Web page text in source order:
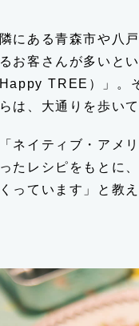
隣にある青森市や八
るお客さんが多いと
Happy TREE）」。
らは、大通りを歩い
「ネイティブ・アメ
ったレシピをもとに
くっています」と教